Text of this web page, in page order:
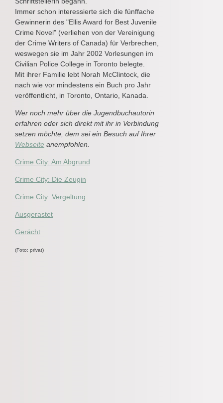
Immer schon interessierte sich die fünffache
Gewinnerin des "Ellis Award for Best Juvenile
Crime Novel" (verliehen von der Vereinigung
der Crime Writers of Canada) für Verbrechen,
weswegen sie im Jahr 2002 Vorlesungen im
Civilian Police College in Toronto belegte.
Mit ihrer Familie lebt Norah McClintock, die
nach wie vor mindestens ein Buch pro Jahr
veröffentlicht, in Toronto, Ontario, Kanada.
Wer noch mehr über die Jugendbuchautorin
erfahren oder sich direkt mit ihr in Verbindung
setzen möchte, dem sei ein Besuch auf Ihrer
Webseite anempfohlen.
Crime City: Am Abgrund
Crime City: Die Zeugin
Crime City: Vergeltung
Ausgerastet
Gerächt
(Foto: privat)